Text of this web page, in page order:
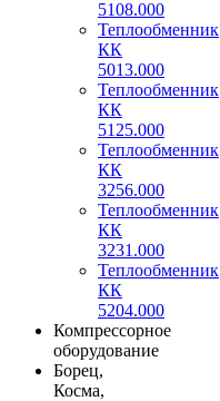
5108.000
Теплообменник
КК
5013.000
Теплообменник
КК
5125.000
Теплообменник
КК
3256.000
Теплообменник
КК
3231.000
Теплообменник
КК
5204.000
Компрессорное
оборудование
Борец,
Косма,